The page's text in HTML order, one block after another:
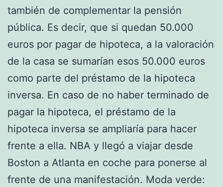
también de complementar la pensión
pública. Es decir, que si quedan 50.000
euros por pagar de hipoteca, a la valoración
de la casa se sumarían esos 50.000 euros
como parte del préstamo de la hipoteca
inversa. En caso de no haber terminado de
pagar la hipoteca, el préstamo de la
hipoteca inversa se ampliaría para hacer
frente a ella. NBA y llegó a viajar desde
Boston a Atlanta en coche para ponerse al
frente de una manifestación. Moda verde: